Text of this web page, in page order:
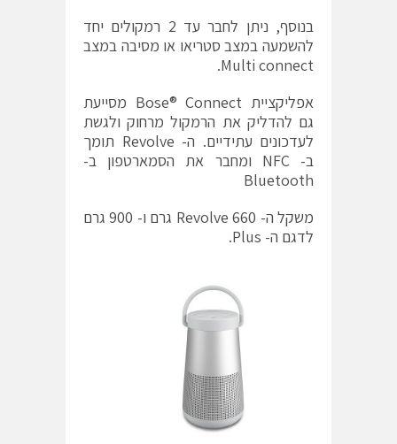
בנוסף, ניתן לחבר עד 2 רמקולים יחד
להשמעה במצב סטריאו או מסיבה במצב
Multi connect.
אפליקציית Bose® Connect מסייעת
גם להדליק את הרמקול מרחוק ולגשת
לעדכונים עתידיים. ה- Revolve תומך
ב- NFC ומחבר את הסמארטפון ב-
Bluetooth
משקל ה- Revolve 660 גרם ו- 900 גרם
לדגם ה- Plus.